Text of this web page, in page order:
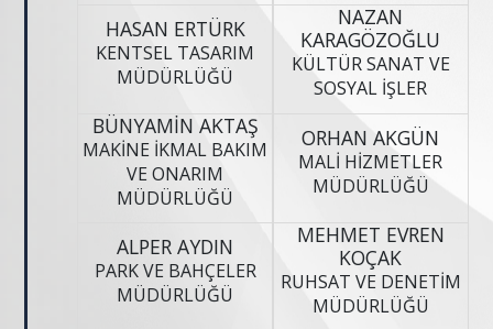
HASAN ERTÜRK
KENTSEL TASARIM
MÜDÜRLÜĞÜ
NAZAN
KARAGÖZOĞLU
KÜLTÜR SANAT VE
SOSYAL İŞLER
MÜDÜRLÜĞÜ
BÜNYAMİN AKTAŞ
MAKİNE İKMAL BAKIM
VE ONARIM
MÜDÜRLÜĞÜ
ORHAN AKGÜN
MALİ HİZMETLER
MÜDÜRLÜĞÜ
ALPER AYDIN
PARK VE BAHÇELER
MÜDÜRLÜĞÜ
MEHMET EVREN
KOÇAK
RUHSAT VE DENETİM
MÜDÜRLÜĞÜ